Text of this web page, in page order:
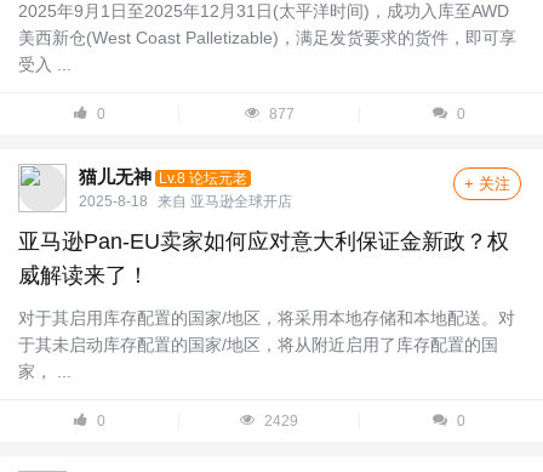
2025年9月1日至2025年12月31日(太平洋时间)，成功入库至AWD
美西新仓(West Coast Palletizable)，满足发货要求的货件，即可享
受入 ...
0 877 0
猫儿无神 Lv.8 论坛元老
2025-8-18
来自 亚马逊全球开店
+ 关注
亚马逊Pan-EU卖家如何应对意大利保证金新政？权
威解读来了！
对于其启用库存配置的国家/地区，将采用本地存储和本地配送。对
于其未启动库存配置的国家/地区，将从附近启用了库存配置的国
家， ...
0 2429 0